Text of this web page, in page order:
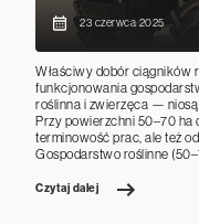
23 czerwca 2025
Właściwy dobór ciągników
funkcjonowania
roślinna i zwierzęca —
Przy powierzchni 50–70 ha
terminowość prac, ale też
Gospodarstwo roślinne
Czytaj dalej